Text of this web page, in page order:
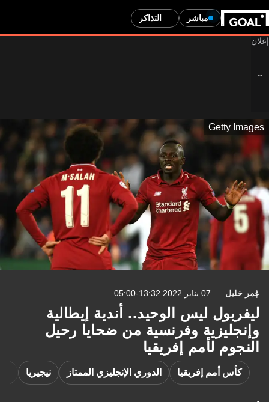
مباشر التذاكر
Getty Images
عمر خليل 07 يناير 2022 13:32-05:00
ليفربول ليس الوحيد.. أندية إيطالية
وإنجليزية وفرنسية من ضحايا رحيل
النجوم لأمم إفريقيا
كأس أمم إفريقيا الدوري الإنجليزي الممتاز نيجيريا